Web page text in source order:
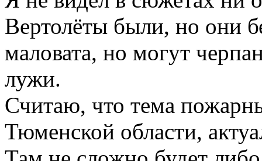
Вертолёты были, но они
маловата, но могут
лужи.
Считаю, что тема
Тюменской области,